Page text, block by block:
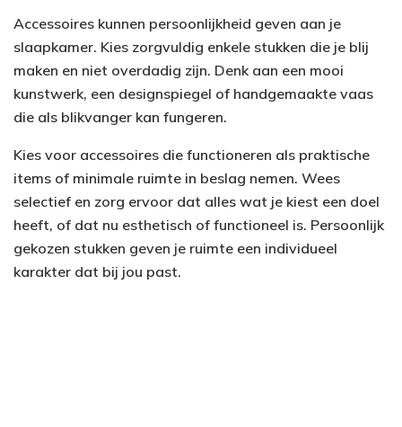
Accessoires kunnen persoonlijkheid geven aan je
slaapkamer. Kies zorgvuldig enkele stukken die je blij
maken en niet overdadig zijn. Denk aan een mooi
kunstwerk, een designspiegel of handgemaakte vaas
die als blikvanger kan fungeren.
Kies voor accessoires die functioneren als praktische
items of minimale ruimte in beslag nemen. Wees
selectief en zorg ervoor dat alles wat je kiest een doel
heeft, of dat nu esthetisch of functioneel is. Persoonlijk
gekozen stukken geven je ruimte een individueel
karakter dat bij jou past.